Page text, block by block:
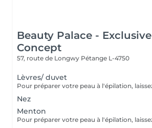
Beauty Palace - Exclusive
Concept
57, route de Longwy Pétange L-4750
Lèvres/ duvet
Nez
Menton